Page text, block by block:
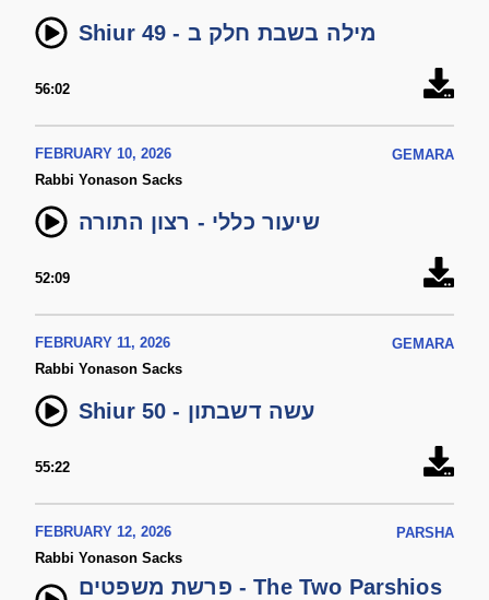
Shiur 49 - מילה בשבת חלק ב
56:02
FEBRUARY 10, 2026
GEMARA
Rabbi Yonason Sacks
שיעור כללי - רצון התורה
52:09
FEBRUARY 11, 2026
GEMARA
Rabbi Yonason Sacks
Shiur 50 - עשה דשבתון
55:22
FEBRUARY 12, 2026
PARSHA
Rabbi Yonason Sacks
פרשת משפטים - The Two Parshios